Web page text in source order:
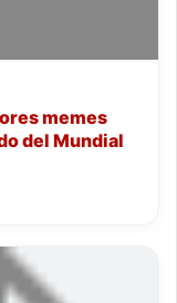
memes
del Mundial